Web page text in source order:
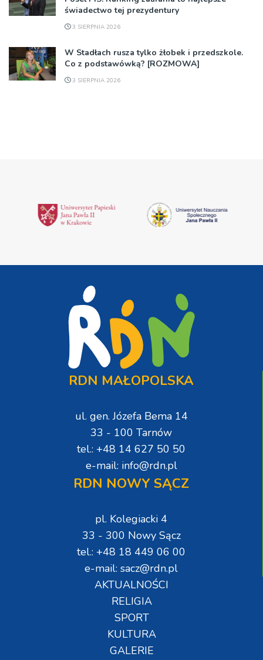
świadectwo tej prezydentury
3 SIERPNIA 2026
W Stadłach rusza tylko żłobek i przedszkole.
Co z podstawówką? [ROZMOWA]
3 SIERPNIA 2026
RDN MAŁOPOLSKA
ul. gen. Józefa Bema 14
33 - 100 Tarnów
tel.: +48 14 627 50 50
e-mail: info@rdn.pl
RDN NOWY SĄCZ
pl. Kolegiacki 4
33 - 300 Nowy Sącz
tel.: +48 18 449 06 00
e-mail: sacz@rdn.pl
AKTUALNOŚCI
RELIGIA
SPORT
KULTURA
GALERIE